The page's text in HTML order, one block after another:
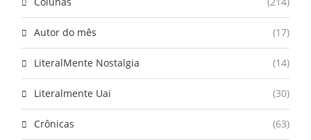
Autor do mês (17)
LiteralMente Nostalgia (14)
Literalmente Uai (30)
Crônicas (63)